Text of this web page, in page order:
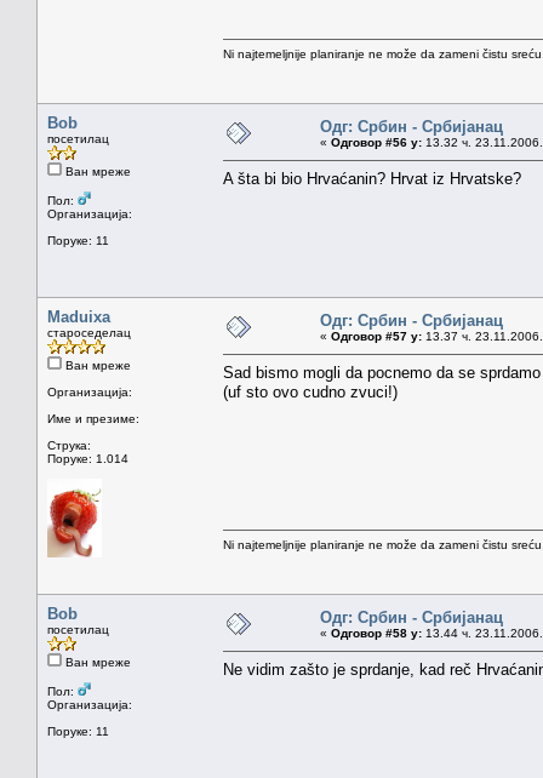
Ni najtemeljnije planiranje ne može da zameni čistu
Bob
посетилац
Ван мреже
Пол:
Организација:
Поруке: 11
Одг: Србин - Србијанац
« Одговор #56 у: 13.32 ч.
A šta bi bio Hrvaćanin? Hrvat iz Hrvatske?
Maduixa
староседелац
Ван мреже
Организација:
Име и презиме:
Струка:
Поруке: 1.014
Одг: Србин - Србијанац
« Одговор #57 у: 13.37 ч.
Sad bismo mogli da pocnemo da se
(uf sto ovo cudno zvuci!)
Ni najtemeljnije planiranje ne može da zameni čistu
Bob
посетилац
Ван мреже
Пол:
Организација:
Поруке: 11
Одг: Србин - Србијанац
« Одговор #58 у: 13.44 ч.
Ne vidim zašto je sprdanje, kad reč